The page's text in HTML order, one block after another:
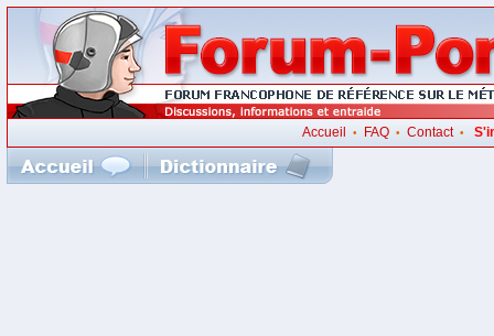
Accueil • FAQ• Contact•